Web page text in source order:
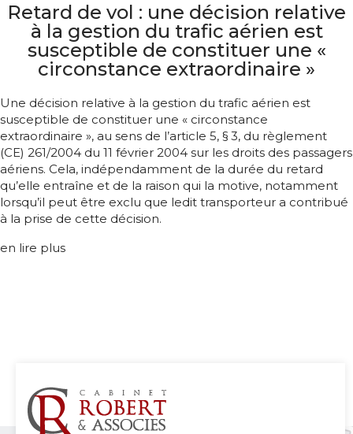
Retard de vol : une décision relative
à la gestion du trafic aérien est
susceptible de constituer une «
circonstance extraordinaire »
Une décision relative à la gestion du trafic aérien est
susceptible de constituer une « circonstance
extraordinaire », au sens de l’article 5, § 3, du règlement
(CE) 261/2004 du 11 février 2004 sur les droits des passagers
aériens. Cela, indépendamment de la durée du retard
qu’elle entraîne et de la raison qui la motive, notamment
lorsqu’il peut être exclu que ledit transporteur a contribué
à la prise de cette décision.
en lire plus